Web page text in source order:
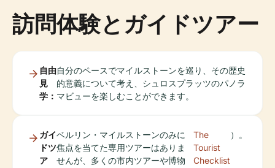
訪問体験とガイドツアー
自由
見
学：
自分のペースでマイルストーンを巡り、その歴史
的意義について考え、シュロスプラッツのパノラ
マビューを楽しむことができます。
ガイ
ドツ
ア
ベルリン・マイルストーンのみに
焦点を当てた専用ツアーはありま
せんが、多くの市内ツアーや博物
The
Tourist
Checklist
）。